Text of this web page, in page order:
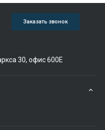
Заказать звонок
30, офис 600Е